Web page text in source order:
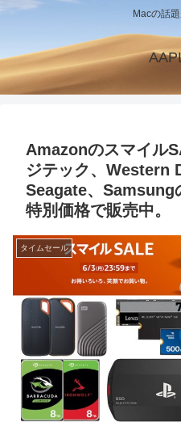
Macの話
Amazonのスマイル
ジテック、Western
Seagate、Samsung
特別価格で販売中。
タイムセール